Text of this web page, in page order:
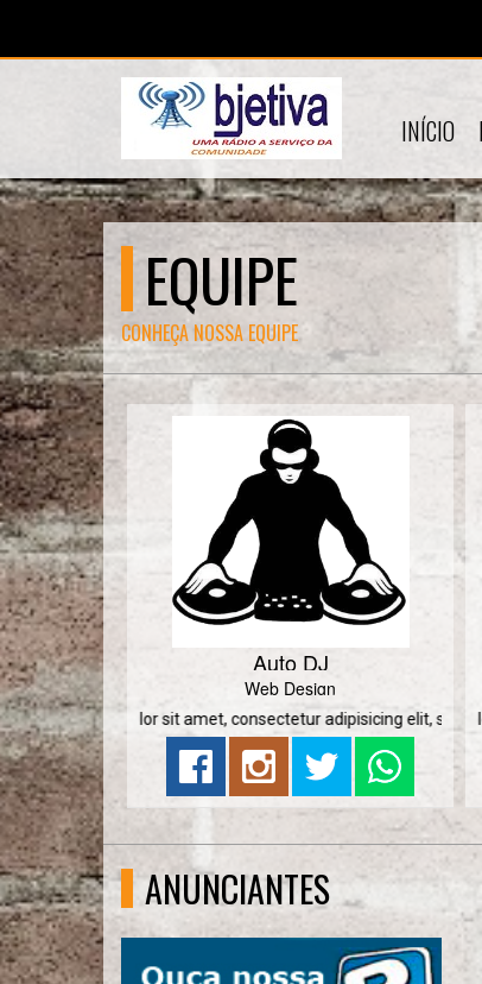
INÍCIO
EQUIPE
CONHEÇA NOSSA EQUIPE
Auto DJ
Web Design
dolor sit amet, consectetur adipisicing elit, sed do eiusmod
Lorem ipsum dolor sit amet,
ANUNCIANTES